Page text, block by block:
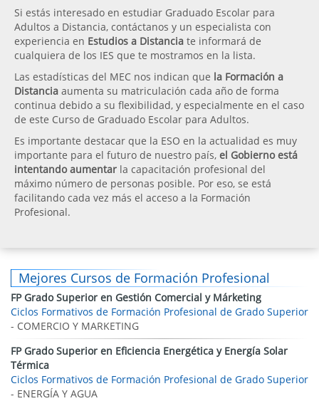
Si estás interesado en estudiar Graduado Escolar para
Adultos a Distancia, contáctanos y un especialista con
experiencia en Estudios a Distancia te informará de
cualquiera de los IES que te mostramos en la lista.
Las estadísticas del MEC nos indican que la Formación a
Distancia aumenta su matriculación cada año de forma
continua debido a su flexibilidad, y especialmente en el caso
de este Curso de Graduado Escolar para Adultos.
Es importante destacar que la ESO en la actualidad es muy
importante para el futuro de nuestro país, el Gobierno está
intentando aumentar la capacitación profesional del
máximo número de personas posible. Por eso, se está
facilitando cada vez más el acceso a la Formación
Profesional.
Mejores Cursos de Formación Profesional
FP Grado Superior en Gestión Comercial y Márketing
Ciclos Formativos de Formación Profesional de Grado Superior
- COMERCIO Y MARKETING
FP Grado Superior en Eficiencia Energética y Energía Solar
Térmica
Ciclos Formativos de Formación Profesional de Grado Superior
- ENERGÍA Y AGUA